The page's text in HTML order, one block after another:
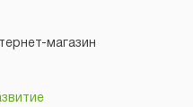
магазин